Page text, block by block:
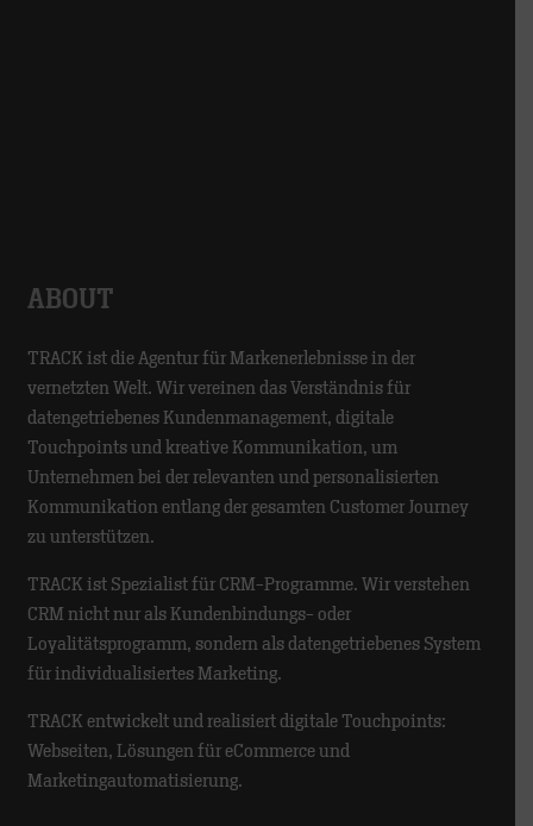
ABOUT
TRACK ist die Agentur für Markenerlebnisse in der
vernetzten Welt. Wir vereinen das Verständnis für
datengetriebenes Kundenmanagement, digitale
Touchpoints und kreative Kommunikation, um
Unternehmen bei der relevanten und personalisierten
Kommunikation entlang der gesamten Customer Journey
zu unterstützen.
TRACK ist Spezialist für CRM-Programme. Wir verstehen
CRM nicht nur als Kundenbindungs- oder
Loyalitätsprogramm, sondern als datengetriebenes System
für individualisiertes Marketing.
TRACK entwickelt und realisiert digitale Touchpoints:
Webseiten, Lösungen für eCommerce und
Marketingautomatisierung.